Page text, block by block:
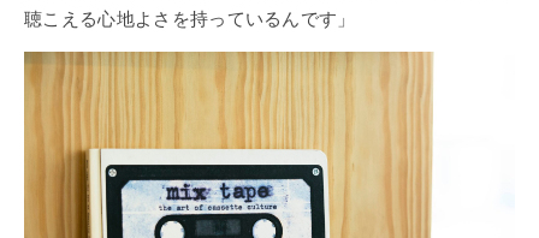
聴こえる心地よさを持っているんです」